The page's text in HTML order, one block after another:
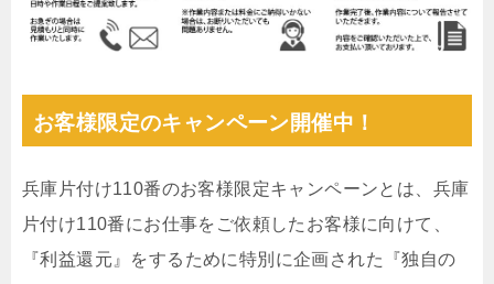
お客様限定のキャンペーン開催中！
兵庫片付け110番のお客様限定キャンペーンとは、兵庫
片付け110番にお仕事をご依頼したお客様に向けて、
『利益還元』をするために特別に企画された『独自の